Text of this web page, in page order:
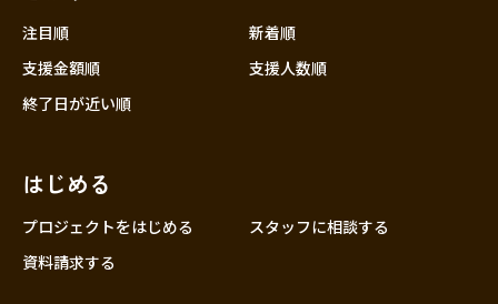
注目順
新着順
支援金額順
支援人数順
終了日が近い順
はじめる
プロジェクトをはじめる
スタッフに相談する
資料請求する